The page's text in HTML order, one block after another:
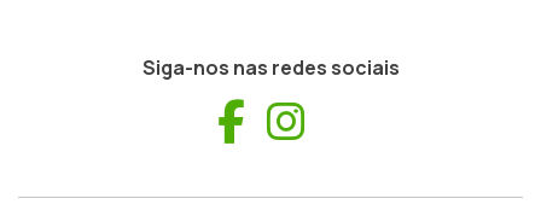
Siga-nos nas redes sociais
Facebook